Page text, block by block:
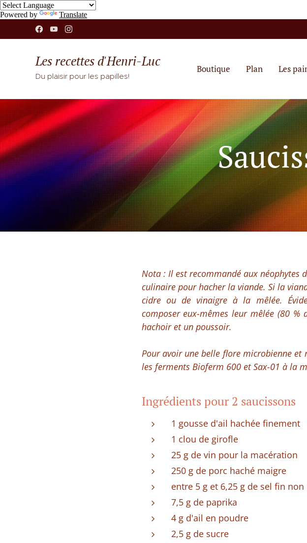
Powered by Translate
Les recettes d'Henri-Luc
Du plaisir pour les papilles!
Boutique Plan Les
Nota : Il est recommandé aux
culinaire pour hacher la viande. Si la
cidre ou de vinaigre à la mêlée.
composer eux-mêmes leur mêlée (80
hachoir et un poussoir.
Pour avoir une belle flore microbienne
les ferments Bioferm 600 et Sax-01 à la
Ingrédients pour 2 saucissons
1 gousse d'ail hachée finement
1 clou de girofle
25 g de vin pour la macération
250 g de porc haché maigre
entre 5 g et 6,25 g de sel fin non
7,5 g de paprika
4 g d'ail en poudre
2,5 g de sucre